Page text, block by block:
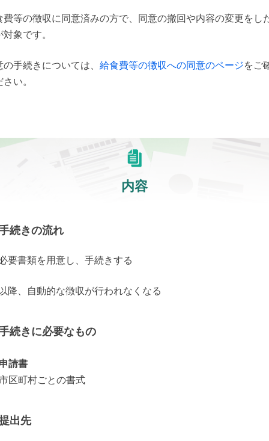
費等の徴収に同意済みの方で、同意の撤回や内容の変更をし
対象です。
の手続きについては、 給食費等の徴収への同意のページをご
い。
内容
続きの流れ
要書類を用意し、手続きする
降、自動的な徴収が行われなくなる
続きに必要なもの
請書
区町村ごとの書式
出先